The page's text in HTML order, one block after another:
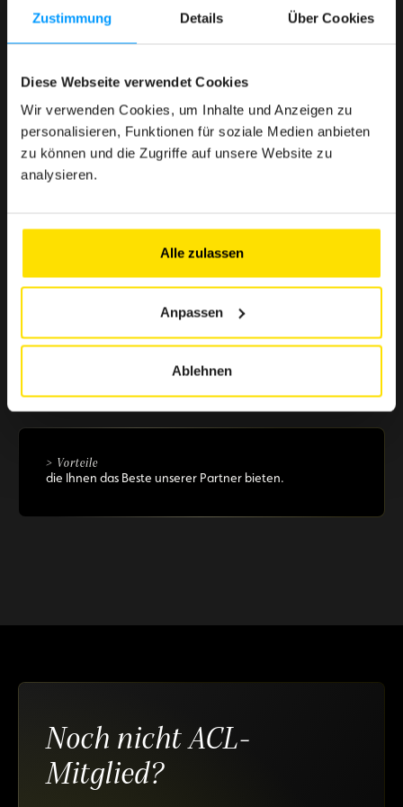
Zustimmung Details Über Cookies
Diese Webseite verwendet Cookies
Wir verwenden Cookies, um Inhalte und Anzeigen zu
personalisieren, Funktionen für soziale Medien anbieten
zu können und die Zugriffe auf unsere Website zu
analysieren.
Alle zulassen
Anpassen
Ablehnen
mühelos sein.
Eine Auswahl renommierter Marken in Luxemburg, die
Ihnen zuverlässige und unverzichtbare Vorteile
> Vorteile
die Ihnen das Beste unserer Partner bieten.
Noch nicht ACL-
Mitglied?